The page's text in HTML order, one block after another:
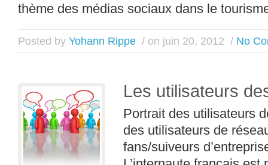
thème des médias sociaux dans le
Posted by Yohann Rippe / on juin 20, 2012 / No
Les utilisateurs
Portrait des utilisateurs
des utilisateurs de
fans/suiveurs